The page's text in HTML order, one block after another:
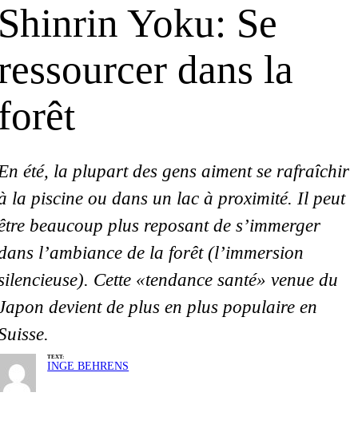
Yoku: Se
dans la
été, la plupart des gens aiment se rafraîchir
la piscine ou dans un lac à proximité. Il peut
beaucoup plus reposant de s’immerger
l’ambiance de la forêt (l’immersion
Cette «tendance santé» venue du
devient de plus en plus populaire en
TEXT:
INGE BEHRENS